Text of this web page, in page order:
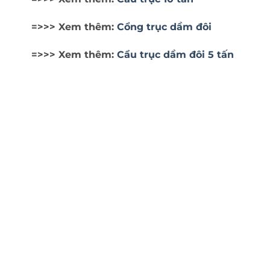
=>>> Xem thêm: Cổng trục dầm đôi
=>>> Xem thêm: Cẩu trục dầm đôi 5 tấn